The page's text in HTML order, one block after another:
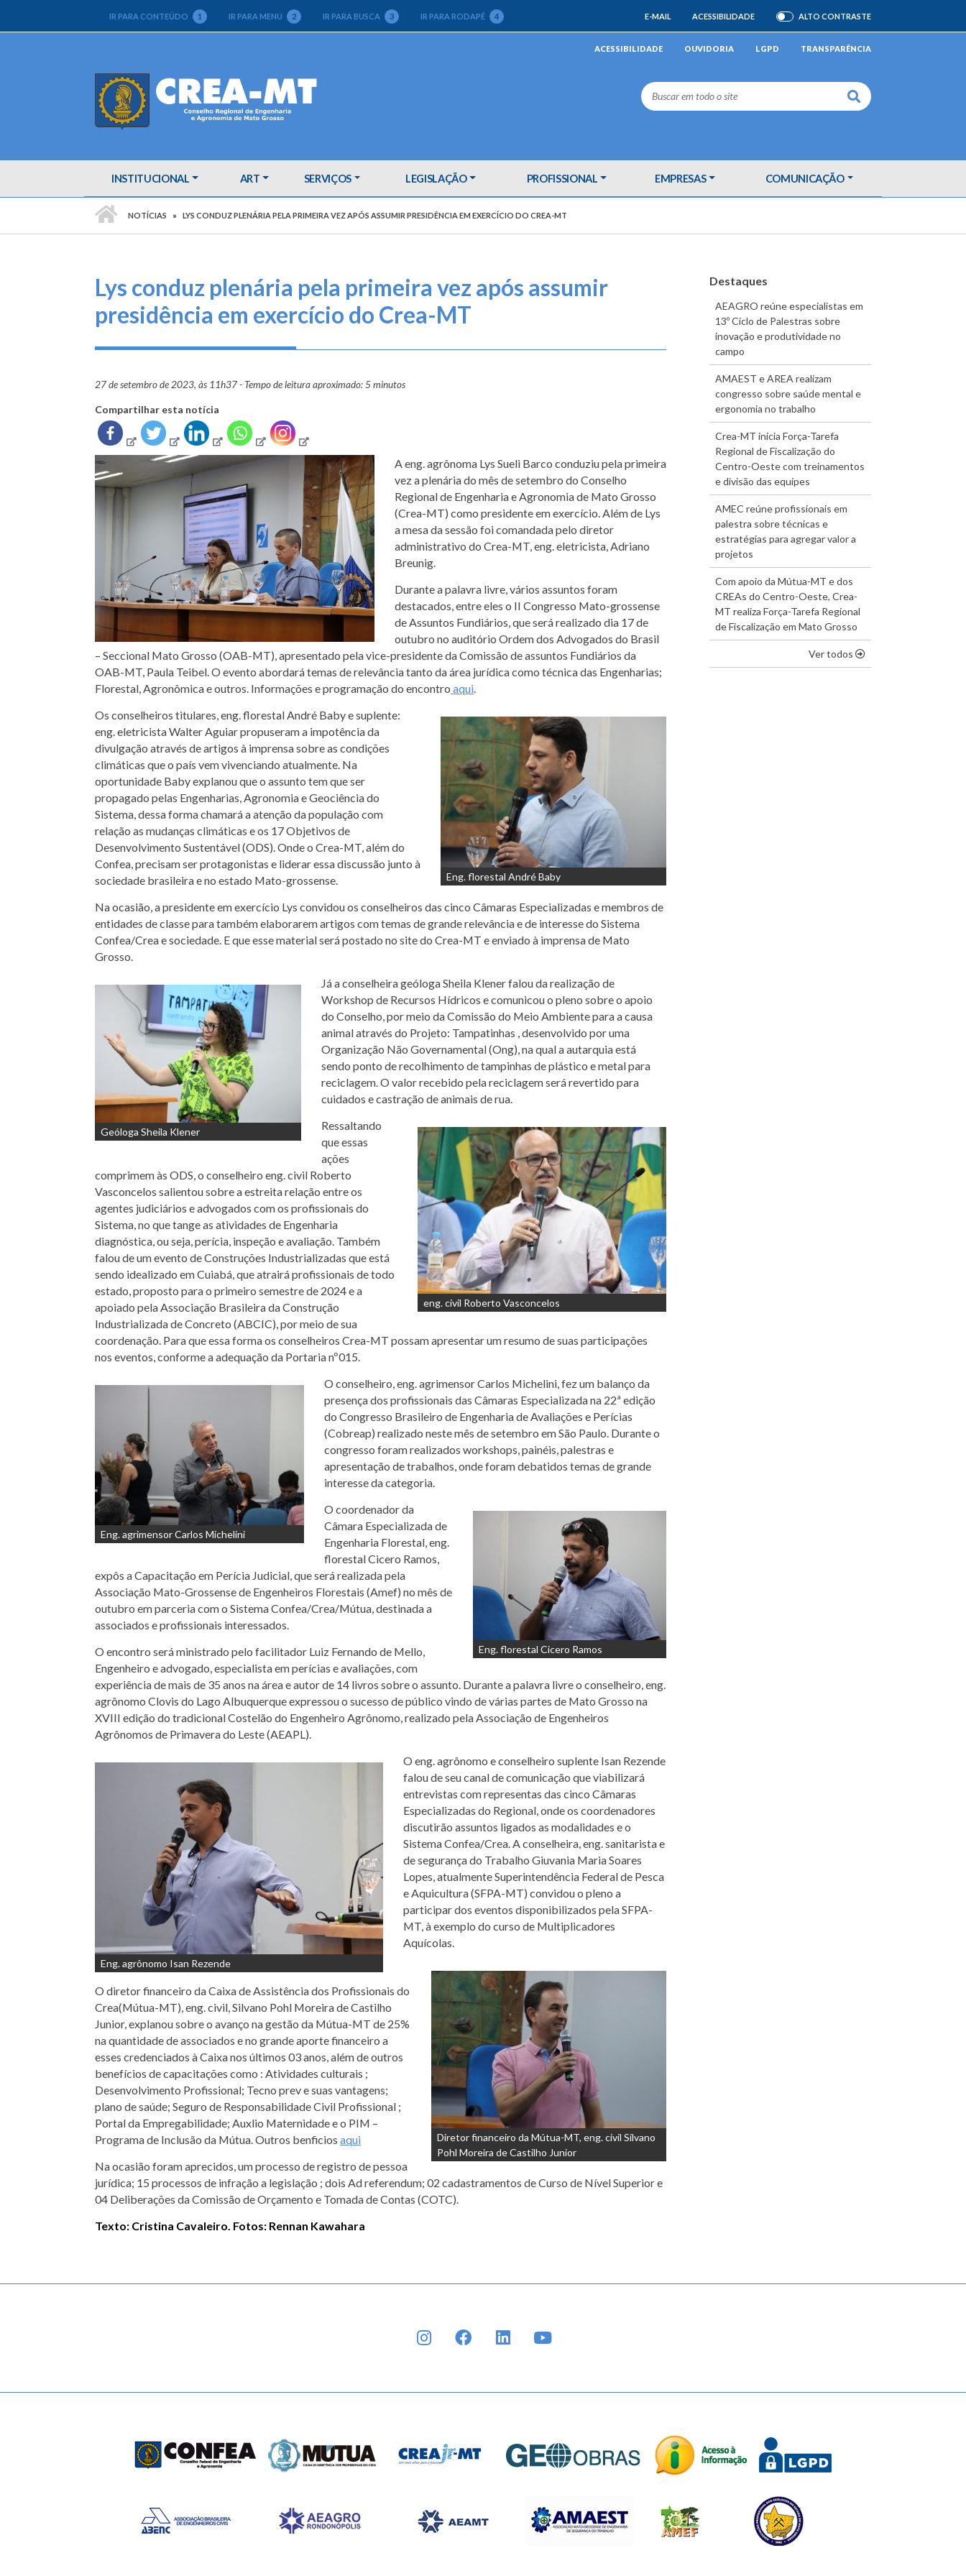
IR PARA CONTEÚDO 1 IR PARA MENU 2 IR PARA BUSCA 3 IR PARA RODAPÉ 4 E-MAIL ACESSIBILIDADE ATIVAR/DESATIVAR
ALTO CONTRASTE
ACESSIBILIDADE OUVIDORIA LGPD TRANSPARÊNCIA
Buscar
INSTITUCIONAL ART SERVIÇOS LEGISLAÇÃO PROFISSIONAL EMPRESAS COMUNICAÇÃO
PÁGINA INICIAL
NOTÍCIAS LYS CONDUZ PLENÁRIA PELA PRIMEIRA VEZ APÓS ASSUMIR PRESIDÊNCIA EM EXERCÍCIO DO CREA-MT
Lys conduz plenária pela primeira vez após assumir
presidência em exercício do Crea-MT
27 de setembro de 2023, às 11h37 - Tempo de leitura aproximado: 5 minutos
Compartilhar esta notícia
A eng. agrônoma Lys Sueli Barco conduziu pela primeira
vez a plenária do mês de setembro do Conselho
Regional de Engenharia e Agronomia de Mato Grosso
(Crea-MT) como presidente em exercício. Além de Lys
a mesa da sessão foi comandada pelo diretor
administrativo do Crea-MT, eng. eletricista, Adriano
Breunig.
Durante a palavra livre, vários assuntos foram
destacados, entre eles o II Congresso Mato-grossense
de Assuntos Fundiários, que será realizado dia 17 de
outubro no auditório Ordem dos Advogados do Brasil
– Seccional Mato Grosso (OAB-MT), apresentado pela vice-presidente da Comissão de assuntos Fundiários da
OAB-MT, Paula Teibel. O evento abordará temas de relevância tanto da área jurídica como técnica das Engenharias;
Florestal, Agronômica e outros. Informações e programação do encontro aqui.
Eng. florestal André Baby
Os conselheiros titulares, eng. florestal André Baby e suplente:
eng. eletricista Walter Aguiar propuseram a impotência da
divulgação através de artigos à imprensa sobre as condições
climáticas que o país vem vivenciando atualmente. Na
oportunidade Baby explanou que o assunto tem que ser
propagado pelas Engenharias, Agronomia e Geociência do
Sistema, dessa forma chamará a atenção da população com
relação as mudanças climáticas e os 17 Objetivos de
Desenvolvimento Sustentável (ODS). Onde o Crea-MT, além do
Confea, precisam ser protagonistas e liderar essa discussão junto à
sociedade brasileira e no estado Mato-grossense.
Na ocasião, a presidente em exercício Lys convidou os conselheiros das cinco Câmaras Especializadas e membros de
entidades de classe para também elaborarem artigos com temas de grande relevância e de interesse do Sistema
Confea/Crea e sociedade. E que esse material será postado no site do Crea-MT e enviado à imprensa de Mato
Grosso.
Geóloga Sheila Klener
Já a conselheira geóloga Sheila Klener falou da realização de
Workshop de Recursos Hídricos e comunicou o pleno sobre o apoio
do Conselho, por meio da Comissão do Meio Ambiente para a causa
animal através do Projeto: Tampatinhas , desenvolvido por uma
Organização Não Governamental (Ong), na qual a autarquia está
sendo ponto de recolhimento de tampinhas de plástico e metal para
reciclagem. O valor recebido pela reciclagem será revertido para
cuidados e castração de animais de rua.
eng. civil Roberto Vasconcelos
Ressaltando
que essas
ações
comprimem às ODS, o conselheiro eng. civil Roberto
Vasconcelos salientou sobre a estreita relação entre os
agentes judiciários e advogados com os profissionais do
Sistema, no que tange as atividades de Engenharia
diagnóstica, ou seja, perícia, inspeção e avaliação. Também
falou de um evento de Construções Industrializadas que está
sendo idealizado em Cuiabá, que atrairá profissionais de todo
estado, proposto para o primeiro semestre de 2024 e a
apoiado pela Associação Brasileira da Construção
Industrializada de Concreto (ABCIC), por meio de sua
coordenação. Para que essa forma os conselheiros Crea-MT possam apresentar um resumo de suas participações
nos eventos, conforme a adequação da Portaria nº015.
Eng. agrimensor Carlos Michelini
O conselheiro, eng. agrimensor Carlos Michelini, fez um balanço da
presença dos profissionais das Câmaras Especializada na 22ª edição
do Congresso Brasileiro de Engenharia de Avaliações e Perícias
(Cobreap) realizado neste mês de setembro em São Paulo. Durante o
congresso foram realizados workshops, painéis, palestras e
apresentação de trabalhos, onde foram debatidos temas de grande
interesse da categoria.
Eng. florestal Cicero Ramos
O coordenador da
Câmara Especializada de
Engenharia Florestal, eng.
florestal Cicero Ramos,
expôs a Capacitação em Perícia Judicial, que será realizada pela
Associação Mato-Grossense de Engenheiros Florestais (Amef) no mês de
outubro em parceria com o Sistema Confea/Crea/Mútua, destinada a
associados e profissionais interessados.
O encontro será ministrado pelo facilitador Luiz Fernando de Mello,
Engenheiro e advogado, especialista em perícias e avaliações, com
experiência de mais de 35 anos na área e autor de 14 livros sobre o assunto. Durante a palavra livre o conselheiro, eng.
agrônomo Clovis do Lago Albuquerque expressou o sucesso de público vindo de várias partes de Mato Grosso na
XVIII edição do tradicional Costelão do Engenheiro Agrônomo, realizado pela Associação de Engenheiros
Agrônomos de Primavera do Leste (AEAPL).
Eng. agrônomo Isan Rezende
O eng. agrônomo e conselheiro suplente Isan Rezende
falou de seu canal de comunicação que viabilizará
entrevistas com representas das cinco Câmaras
Especializadas do Regional, onde os coordenadores
discutirão assuntos ligados as modalidades e o
Sistema Confea/Crea. A conselheira, eng. sanitarista e
de segurança do Trabalho Giuvania Maria Soares
Lopes, atualmente Superintendência Federal de Pesca
e Aquicultura (SFPA-MT) convidou o pleno a
participar dos eventos disponibilizados pela SFPA-
MT, à exemplo do curso de Multiplicadores
Aquícolas.
Diretor financeiro da Mútua-MT, eng. civil Silvano
Pohl Moreira de Castilho Junior
O diretor financeiro da Caixa de Assistência dos Profissionais do
Crea(Mútua-MT), eng. civil, Silvano Pohl Moreira de Castilho
Junior, explanou sobre o avanço na gestão da Mútua-MT de 25%
na quantidade de associados e no grande aporte financeiro a
esses credenciados à Caixa nos últimos 03 anos, além de outros
benefícios de capacitações como : Atividades culturais ;
Desenvolvimento Profissional; Tecno prev e suas vantagens;
plano de saúde; Seguro de Responsabilidade Civil Profissional ;
Portal da Empregabilidade; Auxlio Maternidade e o PIM –
Programa de Inclusão da Mútua. Outros benficios aqui
Na ocasião foram aprecidos, um processo de registro de pessoa
jurídica; 15 processos de infração a legislação ; dois Ad referendum; 02 cadastramentos de Curso de Nível Superior e
04 Deliberações da Comissão de Orçamento e Tomada de Contas (COTC).
Texto: Cristina Cavaleiro. Fotos: Rennan Kawahara
Destaques
AEAGRO reúne especialistas em
13º Ciclo de Palestras sobre
inovação e produtividade no
campo
AMAEST e AREA realizam
congresso sobre saúde mental e
ergonomia no trabalho
Crea-MT inicia Força-Tarefa
Regional de Fiscalização do
Centro-Oeste com treinamentos
e divisão das equipes
AMEC reúne profissionais em
palestra sobre técnicas e
estratégias para agregar valor a
projetos
Com apoio da Mútua-MT e dos
CREAs do Centro-Oeste, Crea-
MT realiza Força-Tarefa Regional
de Fiscalização em Mato Grosso
Ver todos os destaques
INSTAGRAMFACEBOOKLINKEDIN